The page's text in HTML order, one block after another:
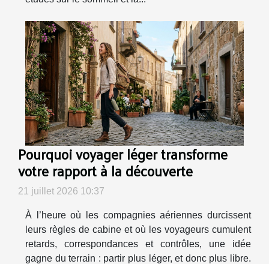
Pourquoi voyager léger transforme
votre rapport à la découverte
21 juillet 2026 10:37
À l’heure où les compagnies aériennes durcissent
leurs règles de cabine et où les voyageurs cumulent
retards, correspondances et contrôles, une idée
gagne du terrain : partir plus léger, et donc plus libre.